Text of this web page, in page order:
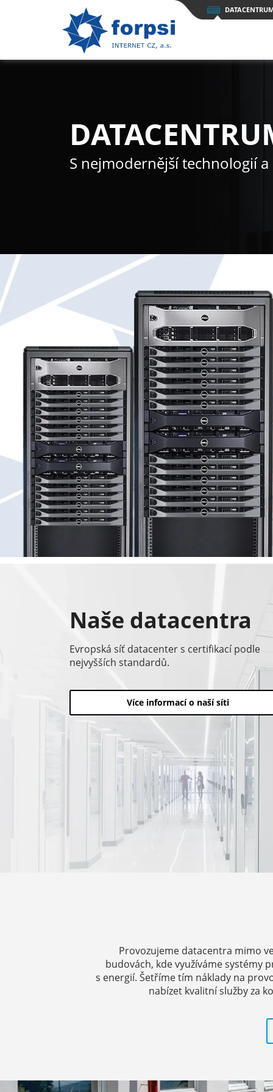
S nejmodernější technologií
Naše datacentra
Evropská síť datacenter s certifikací podle
nejvyšších standardů.
Více informací o naší síti
Provozujeme datacentra mimo
budovách, kde využíváme systémy
s energií. Šetříme tím náklady na
nabízet kvalitní služby za